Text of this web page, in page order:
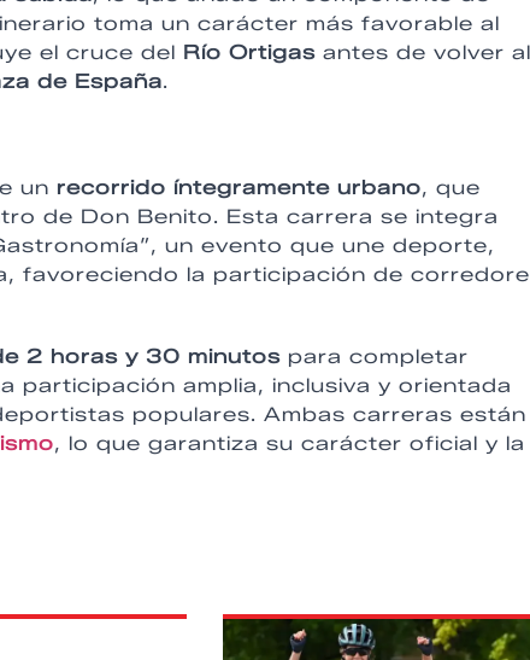
toma un carácter más favorable al
el cruce del Río Ortigas antes de volver al
de España.
un recorrido íntegramente urbano, que
de Don Benito. Esta carrera se integra
un evento que une deporte,
favoreciendo la participación de
2 horas y 30 minutos para completar
participación amplia, inclusiva y orientada
populares. Ambas carreras están
, lo que garantiza su carácter oficial y la